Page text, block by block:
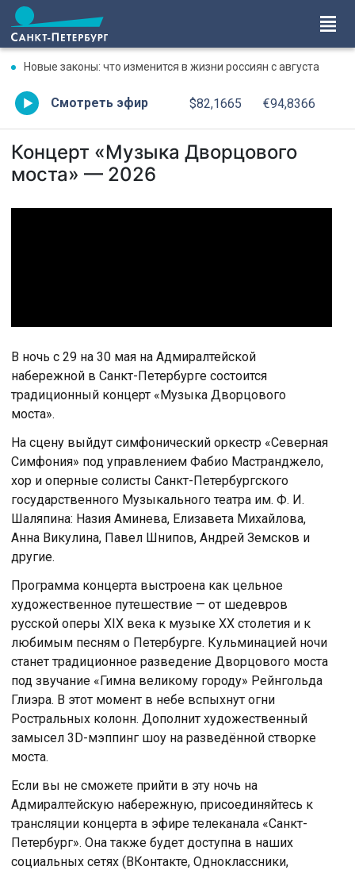
Новые законы: что изменится в жизни россиян с августа
Смотреть эфир $82,1665 €94,8366
Концерт «Музыка Дворцового
моста» — 2026
В ночь с 29 на 30 мая на Адмиралтейской
набережной в Санкт-Петербурге состоится
традиционный концерт «Музыка Дворцового
моста».
На сцену выйдут симфонический оркестр «Северная
Симфония» под управлением Фабио Мастранджело,
хор и оперные солисты Санкт-Петербургского
государственного Музыкального театра им. Ф. И.
Шаляпина: Назия Аминева, Елизавета Михайлова,
Анна Викулина, Павел Шнипов, Андрей Земсков и
другие.
Программа концерта выстроена как цельное
художественное путешествие — от шедевров
русской оперы XIX века к музыке XX столетия и к
любимым песням о Петербурге. Кульминацией ночи
станет традиционное разведение Дворцового моста
под звучание «Гимна великому городу» Рейнгольда
Глиэра. В этот момент в небе вспыхнут огни
Ростральных колонн. Дополнит художественный
замысел 3D-мэппинг шоу на разведённой створке
моста.
Если вы не сможете прийти в эту ночь на
Адмиралтейскую набережную, присоединяйтесь к
трансляции концерта в эфире телеканала «Санкт-
Петербург». Она также будет доступна в наших
социальных сетях (ВКонтакте, Одноклассники,